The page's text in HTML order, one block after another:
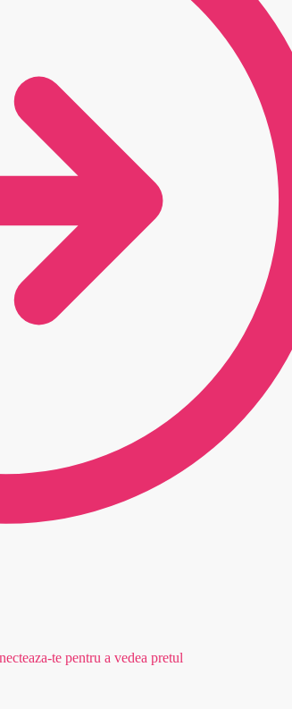
te pentru a vedea pretul